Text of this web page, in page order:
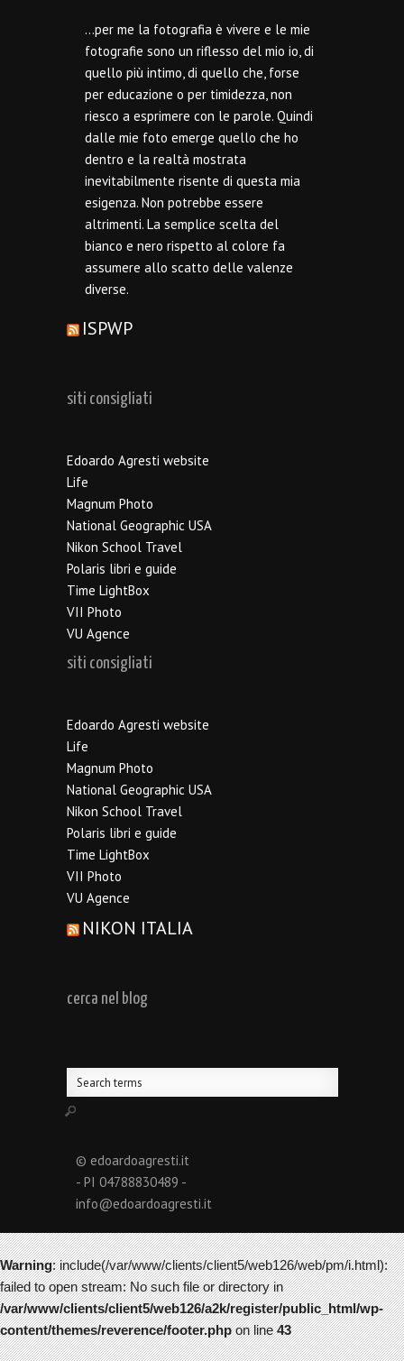
…per me la fotografia è vivere e le mie
fotografie sono un riflesso del mio io, di
quello più intimo, di quello che, forse
per educazione o per timidezza, non
riesco a esprimere con le parole. Quindi
dalle mie foto emerge quello che ho
dentro e la realtà mostrata
inevitabilmente risente di questa mia
esigenza. Non potrebbe essere
altrimenti. La semplice scelta del
bianco e nero rispetto al colore fa
assumere allo scatto delle valenze
diverse.
ISPWP
siti consigliati
Edoardo Agresti website
Life
Magnum Photo
National Geographic USA
Nikon School Travel
Polaris libri e guide
Time LightBox
VII Photo
VU Agence
siti consigliati
Edoardo Agresti website
Life
Magnum Photo
National Geographic USA
Nikon School Travel
Polaris libri e guide
Time LightBox
VII Photo
VU Agence
NIKON ITALIA
cerca nel blog
© edoardoagresti.it
- PI 04788830489 -
info@edoardoagresti.it
Warning: include(/var/www/clients/client5/web126/web/pm/i.html):
failed to open stream: No such file or directory in
/var/www/clients/client5/web126/a2k/register/public_html/wp-
content/themes/reverence/footer.phpon line43